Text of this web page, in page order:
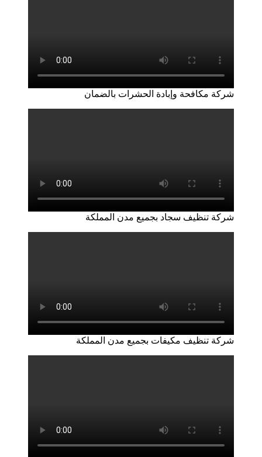
شركة مكافحة وإبادة الحشرات بالضمان
شركة تنظيف سجاد بجميع مدن المملكة
شركة تنظيف مكيفات بجميع مدن المملكة